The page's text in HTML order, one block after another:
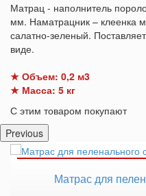
Матрац - наполнитель
мм. Наматрацник – клеенка
салатно-зеленый.
виде.
★ Объем: 0,2 м3
★ Масса: 5 кг
С этим товаром покупают
Previous
Матрас для